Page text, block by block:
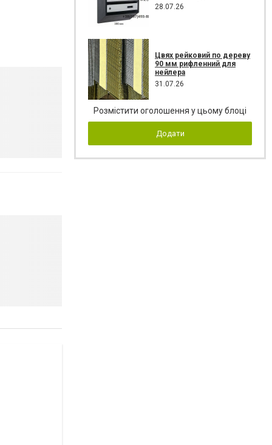
28.07.26
Цвях рейковий по дереву
90 мм рифленний для
нейлера
31.07.26
Розмістити оголошення у цьому блоці
Додати